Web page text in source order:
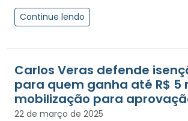
Continue lendo
Carlos Veras defende
para quem ganha até R$ 5
mobilização para
22 de março de 2025